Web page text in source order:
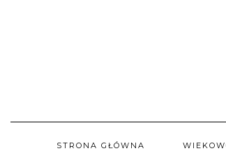
STRONA GŁÓWNA